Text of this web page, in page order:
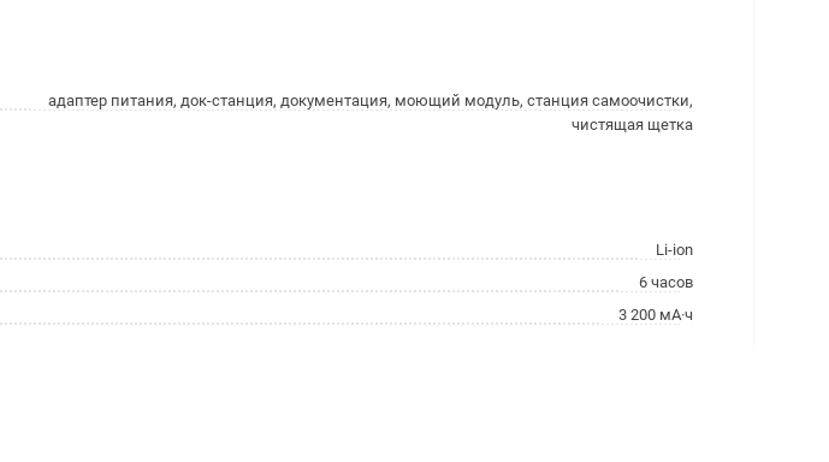
адаптер питания, док-станция, документация, моющий модуль, станция самоочистки,
чистящая щетка
Li-ion
6 часов
3 200 мА·ч